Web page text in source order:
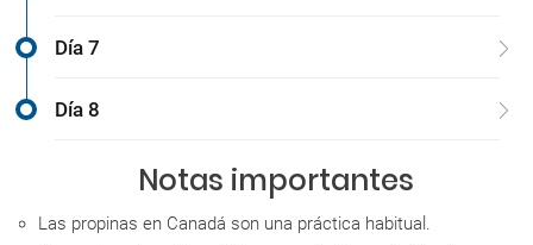
Día 7
Día 8
Notas importantes
Las propinas en Canadá son una práctica habitual.